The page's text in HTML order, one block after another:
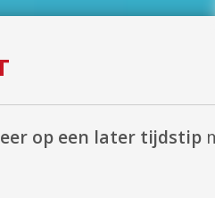
op een later tijdstip